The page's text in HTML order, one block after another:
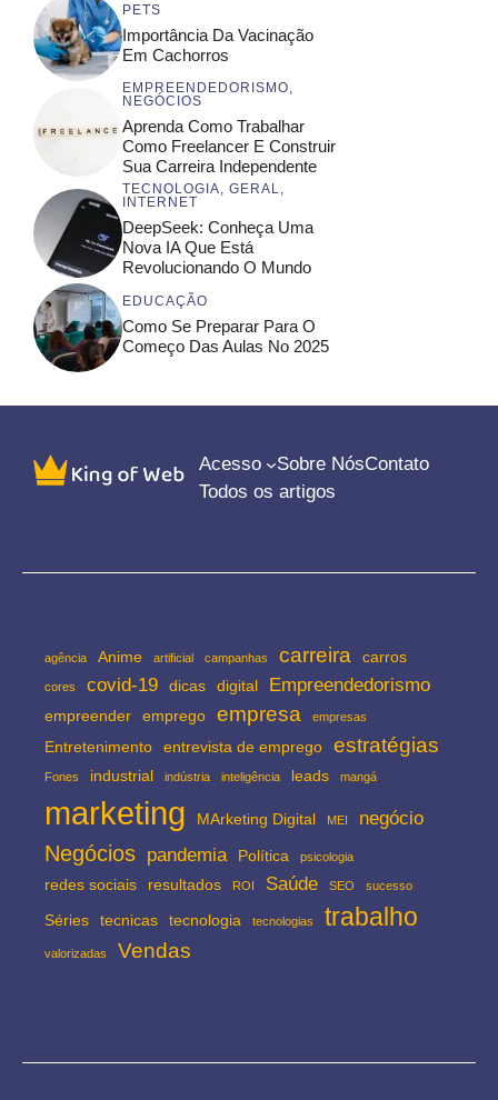
PETS
Importância Da Vacinação
Em Cachorros
EMPREENDEDORISMO,
NEGÓCIOS
Aprenda Como Trabalhar
Como Freelancer E Construir
Sua Carreira Independente
TECNOLOGIA, GERAL,
INTERNET
DeepSeek: Conheça Uma
Nova IA Que Está
Revolucionando O Mundo
EDUCAÇÃO
Como Se Preparar Para O
Começo Das Aulas No 2025
Acesso Sobre NósContato
Todos os artigos
agência Anime artificial campanhas carreira carros
cores covid-19 dicas digital Empreendedorismo
empreender emprego empresa empresas
Entretenimento entrevista de emprego estratégias
Fones industrial indústria inteligência leads mangá
marketing MArketing Digital MEI negócio
Negócios pandemia Política psicologia
redes sociais resultados ROI Saúde SEO sucesso
Séries tecnicas tecnologia tecnologias trabalho
valorizadas Vendas